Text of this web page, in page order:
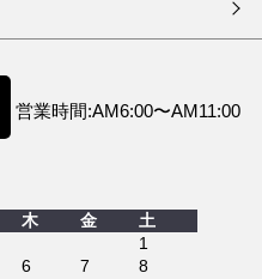
営業時間:AM6:00〜AM11:00
木 金
土
1
6 7
8